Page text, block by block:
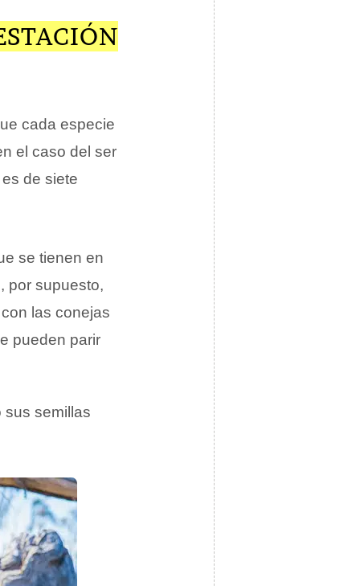
cada especie
el caso del ser
de siete
se tienen en
por supuesto,
las conejas
pueden parir
sus semillas